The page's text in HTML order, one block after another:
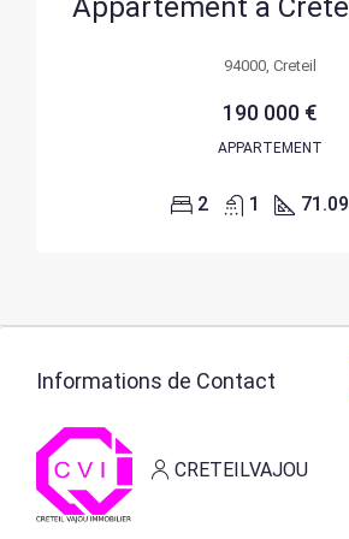
94000, Creteil
190 000 €
APPARTEMENT
2 1 71.09
Informations de Contact
CRETEILVAJOU